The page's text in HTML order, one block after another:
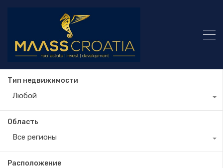
Тип недвижимости
Любой
Область
Все регионы
Расположение